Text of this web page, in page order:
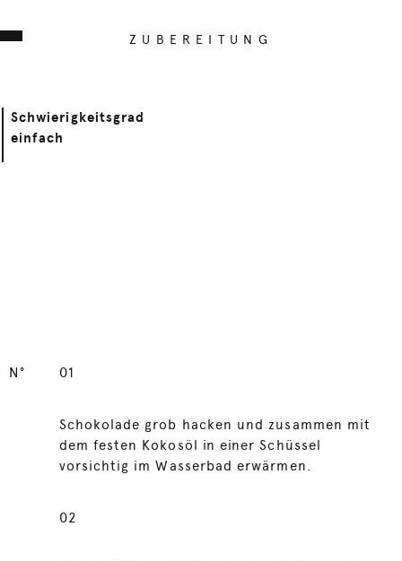
ZUBEREITUNG
Schwierigkeitsgrad
einfach
N° 01
Schokolade grob hacken und zusammen mit
dem festen Kokosöl in einer Schüssel
vorsichtig im Wasserbad erwärmen.
02